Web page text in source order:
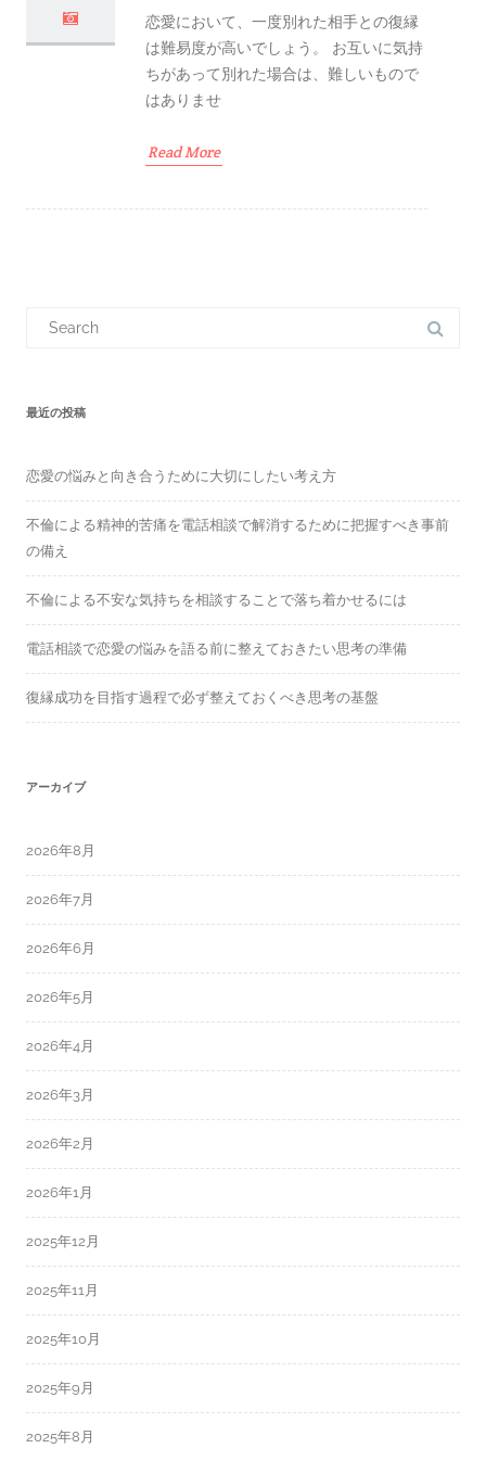
恋愛において、一度別れた相手との復縁
は難易度が高いでしょう。 お互いに気持
ちがあって別れた場合は、難しいもので
はありませ
Read More
f
o
最近の投稿
恋愛の悩みと向き合うために大切にしたい考え方
不倫による精神的苦痛を電話相談で解消するために把握すべき事前
の備え
不倫による不安な気持ちを相談することで落ち着かせるには
電話相談で恋愛の悩みを語る前に整えておきたい思考の準備
復縁成功を目指す過程で必ず整えておくべき思考の基盤
アーカイブ
2026年8月
2026年7月
2026年6月
2026年5月
2026年4月
2026年3月
2026年2月
2026年1月
2025年12月
2025年11月
2025年10月
2025年9月
2025年8月